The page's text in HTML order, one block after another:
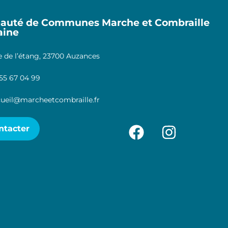
de Communes Marche et Combraille
de l’étang, 23700 Auzances
67 04 99